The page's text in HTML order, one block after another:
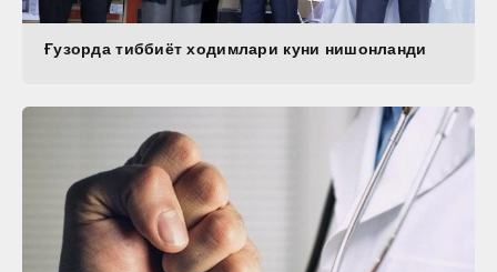
Ғузорда тиббиёт ходимлари куни нишонланди